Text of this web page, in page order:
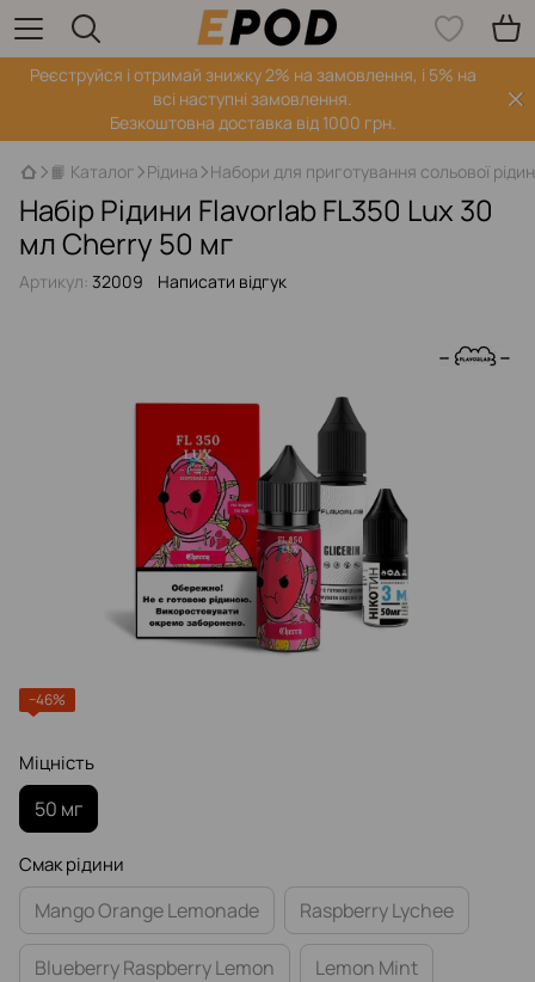
Реєструйся і отримай знижку 2% на замовлення, і 5% на
всі наступні замовлення.
Безкоштовна доставка від 1000 грн.
📙 Каталог Рідина Набори для приготування сольової
Набір Рідини Flavorlab FL350 Lux 30
мл Cherry 50 мг
Артикул: 32009 Написати відгук
−46%
Міцність
50 мг
Смак рідини
Mango Orange Lemonade Raspberry Lychee
Blueberry Raspberry Lemon Lemon Mint